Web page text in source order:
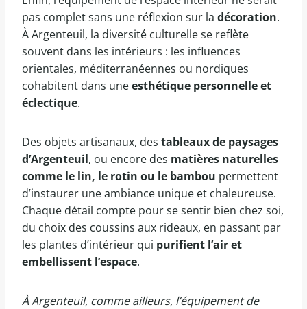
pas complet sans une réflexion sur la décoration.
À Argenteuil, la diversité culturelle se reflète
souvent dans les intérieurs : les influences
orientales, méditerranéennes ou nordiques
cohabitent dans uneesthétique personnelle et
éclectique.
Des objets artisanaux, des tableaux de paysages
d’Argenteuil, ou encore des matières naturelles
comme le lin, le rotin ou le bambou permettent
d’instaurer une ambiance unique et chaleureuse.
Chaque détail compte pour se sentir bien chez soi,
du choix des coussins aux rideaux, en passant par
les plantes d’intérieur qui purifient l’air et
embellissent l’espace.
À Argenteuil, comme ailleurs, l’équipement de